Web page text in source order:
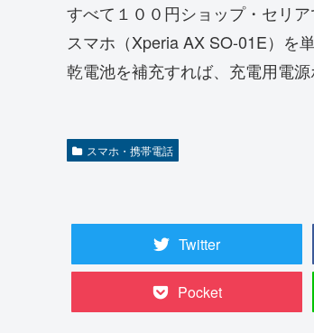
すべて１００円ショップ・セリア
スマホ（Xperia AX SO-01E）を
乾電池を補充すれば、充電用電
スマホ・携帯電話
Twitter
Pocket